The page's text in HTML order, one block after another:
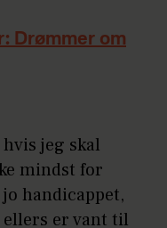
Drømmer om
jeg skal
mindst for
handicappet,
er vant til